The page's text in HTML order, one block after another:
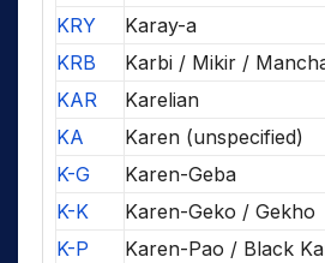
KRY
Karay-a
KRB
Karbi / Mikir /
KAR
Karelian
KA
Karen (unspecified)
K-G
Karen-Geba
K-K
Karen-Geko / Gekho
K-P
Karen-Pao / Black